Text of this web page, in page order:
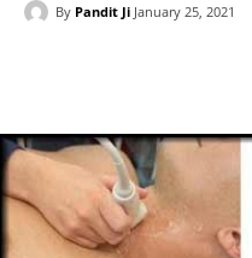
By Pandit Ji January 25, 2021